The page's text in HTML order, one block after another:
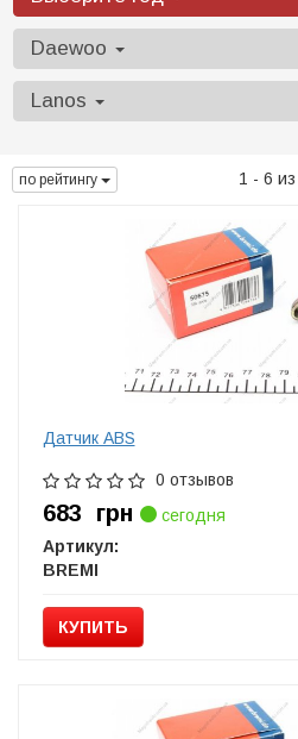
Daewoo
Lanos
по рейтингу 1 - 6
Датчик ABS
0 отзывов
683 грн
сегодня
Артикул:
BREMI
КУПИТЬ